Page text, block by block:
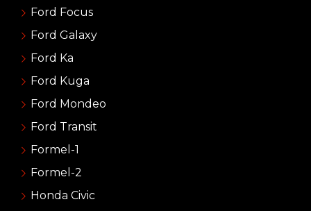
Ford Focus
Ford Galaxy
Ford Ka
Ford Kuga
Ford Mondeo
Ford Transit
Formel-1
Formel-2
Honda Civic